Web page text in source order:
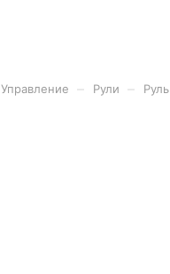
Управление Рули